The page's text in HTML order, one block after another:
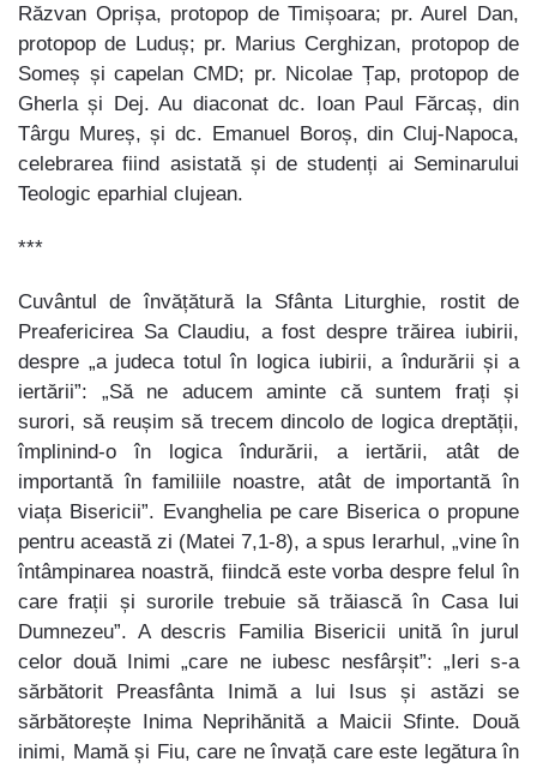
Răzvan Oprișa, protopop de Timișoara; pr. Aurel Dan,
protopop de Luduș; pr. Marius Cerghizan, protopop de
Someș și capelan CMD; pr. Nicolae Țap, protopop de
Gherla și Dej. Au diaconat dc. Ioan Paul Fărcaș, din
Târgu Mureș, și dc. Emanuel Boroș, din Cluj-Napoca,
celebrarea fiind asistată și de studenți ai Seminarului
Teologic eparhial clujean.
***
Cuvântul de învățătură la Sfânta Liturghie, rostit de
Preafericirea Sa Claudiu, a fost despre trăirea iubirii,
despre „a judeca totul în logica iubirii, a îndurării și a
iertării”: „Să ne aducem aminte că suntem frați și
surori, să reușim să trecem dincolo de logica dreptății,
împlinind-o în logica îndurării, a iertării, atât de
importantă în familiile noastre, atât de importantă în
viața Bisericii”. Evanghelia pe care Biserica o propune
pentru această zi (Matei 7,1-8), a spus Ierarhul, „vine în
întâmpinarea noastră, fiindcă este vorba despre felul în
care frații și surorile trebuie să trăiască în Casa lui
Dumnezeu”. A descris Familia Bisericii unită în jurul
celor două Inimi „care ne iubesc nesfârșit”: „Ieri s-a
sărbătorit Preasfânta Inimă a lui Isus și astăzi se
sărbătorește Inima Neprihănită a Maicii Sfinte. Două
inimi, Mamă și Fiu, care ne învață care este legătura în